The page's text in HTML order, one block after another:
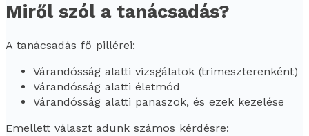
Miről szól a tanácsadás?
A tanácsadás fő pillérei:
Várandósság alatti vizsgálatok (trimeszterenként)
Várandósság alatti életmód
Várandósság alatti panaszok, és ezek kezelése
Emellett választ adunk számos kérdésre: